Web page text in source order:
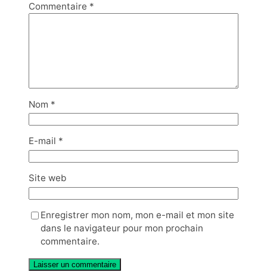
Commentaire *
Nom *
E-mail *
Site web
Enregistrer mon nom, mon e-mail et mon site
dans le navigateur pour mon prochain
commentaire.